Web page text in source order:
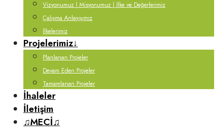
Vizyonumuz | Misyonumuz | İlke ve Değerlerimiz
Çalışma Anlayışımız
İlkelerimiz
Projelerimiz↓
Planlanan Projeler
Devam Eden Projeler
Tamamlanan Projeler
İhaleler
İletişim
♫MECİ♫